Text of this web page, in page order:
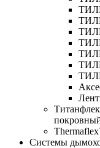
Thermaflex
Cистемы